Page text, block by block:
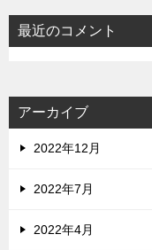
最近のコメント
アーカイブ
2022年12月
2022年7月
2022年4月